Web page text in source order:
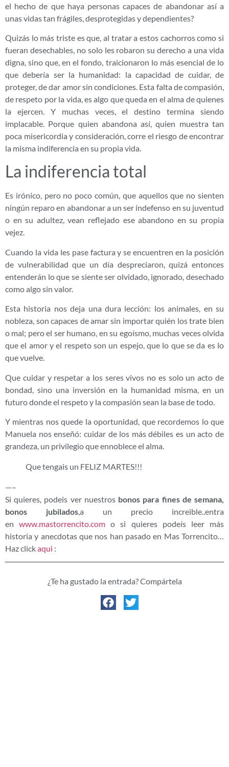
el hecho de que haya personas capaces de abandonar así a
unas vidas tan frágiles, desprotegidas y dependientes?
Quizás lo más triste es que, al tratar a estos cachorros como si
fueran desechables, no solo les robaron su derecho a una vida
digna, sino que, en el fondo, traicionaron lo más esencial de lo
que debería ser la humanidad: la capacidad de cuidar, de
proteger, de dar amor sin condiciones. Esta falta de compasión,
de respeto por la vida, es algo que queda en el alma de quienes
la ejercen. Y muchas veces, el destino termina siendo
implacable. Porque quien abandona así, quien muestra tan
poca misericordia y consideración, corre el riesgo de encontrar
la misma indiferencia en su propia vida.
La indiferencia total
Es irónico, pero no poco común, que aquellos que no sienten
ningún reparo en abandonar a un ser indefenso en su juventud
o en su adultez, vean reflejado ese abandono en su propia
vejez.
Cuando la vida les pase factura y se encuentren en la posición
de vulnerabilidad que un día despreciaron, quizá entonces
entenderán lo que se siente ser olvidado, ignorado, desechado
como algo sin valor.
Esta historia nos deja una dura lección: los animales, en su
nobleza, son capaces de amar sin importar quién los trate bien
o mal; pero el ser humano, en su egoísmo, muchas veces olvida
que el amor y el respeto son un espejo, que lo que se da es lo
que vuelve.
Que cuidar y respetar a los seres vivos no es solo un acto de
bondad, sino una inversión en la humanidad misma, en un
futuro donde el respeto y la compasión sean la base de todo.
Y mientras nos quede la oportunidad, que recordemos lo que
Manuela nos enseñó: cuidar de los más débiles es un acto de
grandeza, un privilegio que ennoblece el alma.
Que tengais un FELIZ MARTES!!!
—–
Si quieres, podeis ver nuestros bonos para fines de semana,
bonos jubilados,a un precio increible..entra
enwww.mastorrencito.com o si quieres podeís leer más
historia y anecdotas que nos han pasado en Mas Torrencito…
Haz clickaqui :
¿Te ha gustado la entrada? Compártela